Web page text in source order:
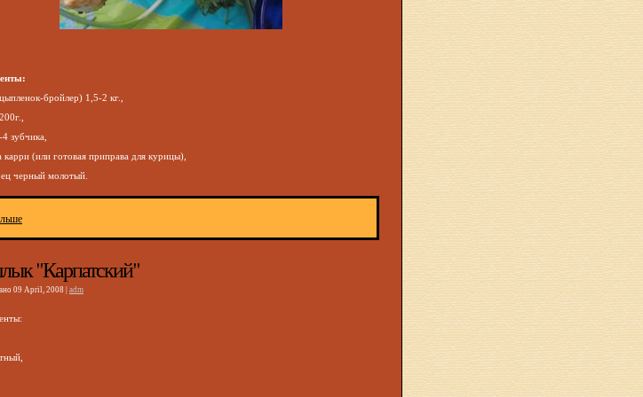
бройлер) 1,5-2 кг.,
зубчика,
карри (или готовая приправа для курицы),
черный молотый.
"Карпатский"
09 April, 2008 | adm